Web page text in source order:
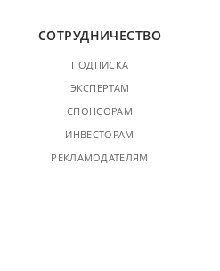
СОТРУДНИЧЕСТВО
ПОДПИСКА
ЭКСПЕРТАМ
СПОНСОРАМ
ИНВЕСТОРАМ
РЕКЛАМОДАТЕЛЯМ